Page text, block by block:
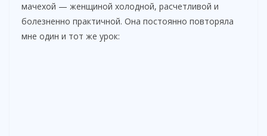
мачехой — женщиной холодной, расчетливой и
болезненно практичной. Она постоянно повторяла
мне один и тот же урок: